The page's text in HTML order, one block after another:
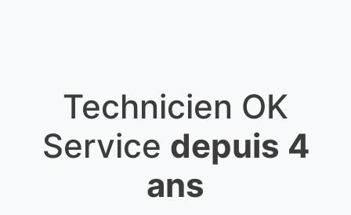
Technicien OK
Service depuis 4
ans